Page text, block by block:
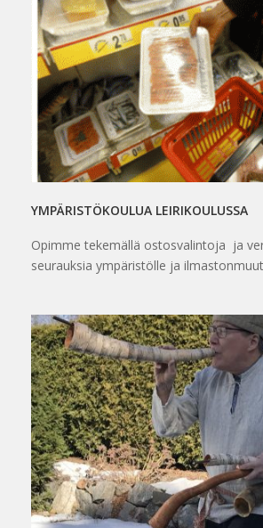
YMPÄRISTÖKOULUA LEIRIKOULUSSA
Opimme tekemällä ostosvalintoja ja
seurauksia ympäristölle ja